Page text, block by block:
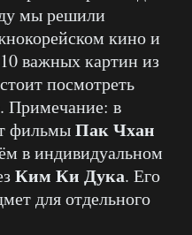
мы решили
кино и
важных картин из
посмотреть
в
фильмыПак Чхан
в индивидуальном
Ким Ки Дука. Его
для отдельного